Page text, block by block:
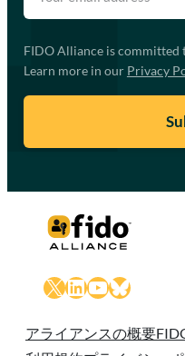
FIDO Alliance is
Learn more in our Privacy
X LinkedIn
YouTube
Bluesky
アライアンスの概要